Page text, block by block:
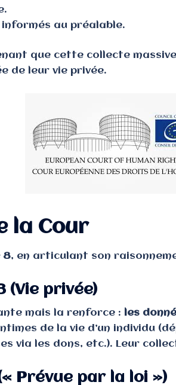
au préalable.
que cette collecte
de leur vie privée.
la Cour
8, en articulant son
(Vie privée)
mais la renforce :
les
de la vie d’un individu
via les dons, etc.). Leur
Prévue par la loi »)